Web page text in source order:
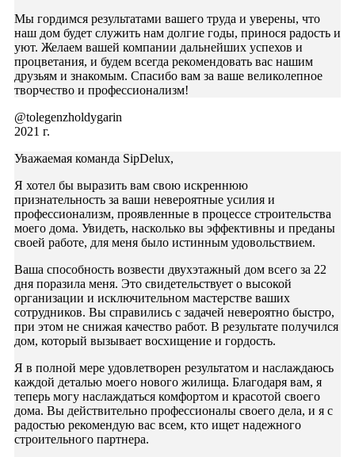
Мы гордимся результатами вашего труда и уверены, что
наш дом будет служить нам долгие годы, принося радость и
уют. Желаем вашей компании дальнейших успехов и
процветания, и будем всегда рекомендовать вас нашим
друзьям и знакомым. Спасибо вам за ваше великолепное
творчество и профессионализм!
@tolegenzholdygarin
2021 г.
Уважаемая команда SipDelux,
Я хотел бы выразить вам свою искреннюю
признательность за ваши невероятные усилия и
профессионализм, проявленные в процессе строительства
моего дома. Увидеть, насколько вы эффективны и преданы
своей работе, для меня было истинным удовольствием.
Ваша способность возвести двухэтажный дом всего за 22
дня поразила меня. Это свидетельствует о высокой
организации и исключительном мастерстве ваших
сотрудников. Вы справились с задачей невероятно быстро,
при этом не снижая качество работ. В результате получился
дом, который вызывает восхищение и гордость.
Я в полной мере удовлетворен результатом и наслаждаюсь
каждой деталью моего нового жилища. Благодаря вам, я
теперь могу наслаждаться комфортом и красотой своего
дома. Вы действительно профессионалы своего дела, и я с
радостью рекомендую вас всем, кто ищет надежного
строительного партнера.